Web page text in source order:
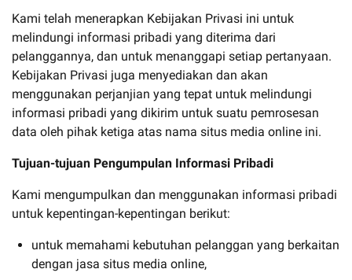
Kami telah menerapkan Kebijakan Privasi ini untuk
melindungi informasi pribadi yang diterima dari
pelanggannya, dan untuk menanggapi setiap pertanyaan.
Kebijakan Privasi juga menyediakan dan akan
menggunakan perjanjian yang tepat untuk melindungi
informasi pribadi yang dikirim untuk suatu pemrosesan
data oleh pihak ketiga atas nama situs media online ini.
Tujuan-tujuan Pengumpulan Informasi Pribadi
Kami mengumpulkan dan menggunakan informasi pribadi
untuk kepentingan-kepentingan berikut:
untuk memahami kebutuhan pelanggan yang berkaitan
dengan jasa situs media online,